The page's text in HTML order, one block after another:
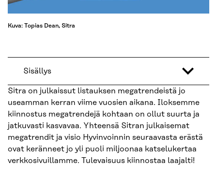
Kuva: Topias Dean, Sitra
Sisällys
Sitra on julkaissut listauksen megatrendeistä jo
useamman kerran viime vuosien aikana. Iloksemme
kiinnostus megatrendejä kohtaan on ollut suurta ja
jatkuvasti kasvavaa. Yhteensä Sitran julkaisemat
megatrendit ja visio Hyvinvoinnin seuraavasta erästä
ovat keränneet jo yli puoli miljoonaa katselukertaa
verkkosivuillamme. Tulevaisuus kiinnostaa laajalti!